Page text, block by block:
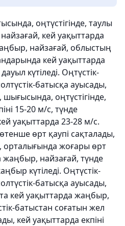
оңтүстігінде, таулы
кей уақыттарда
найзағай, облыстың
кей уақыттарда
күтіледі. Оңтүстік-
батысқа ауысады,
шығысында, оңтүстігінде,
15-20 м/с, түнде
уақыттарда 23-28 м/с.
өрт қаупі сақталады,
орталығында жоғары өрт
жаңбыр, найзағай, түнде
күтіледі. Оңтүстік-
батысқа ауысады,
кей уақыттарда жаңбыр,
батыстан соғатын жел
кей уақыттарда екпіні